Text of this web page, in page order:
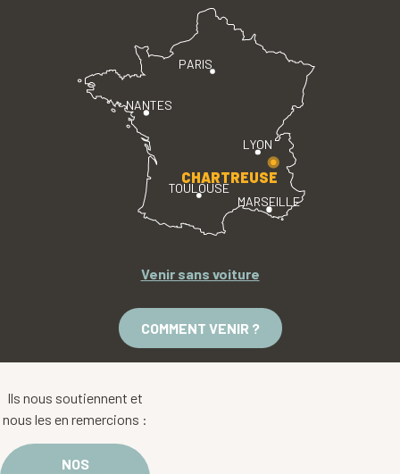
PARIS
LYON
TOULOUSE
MARSEILLE
NANTES
CHARTREUSE
Venir sans voiture
COMMENT VENIR ?
Ils nous soutiennent et
nous les en remercions :
NOS